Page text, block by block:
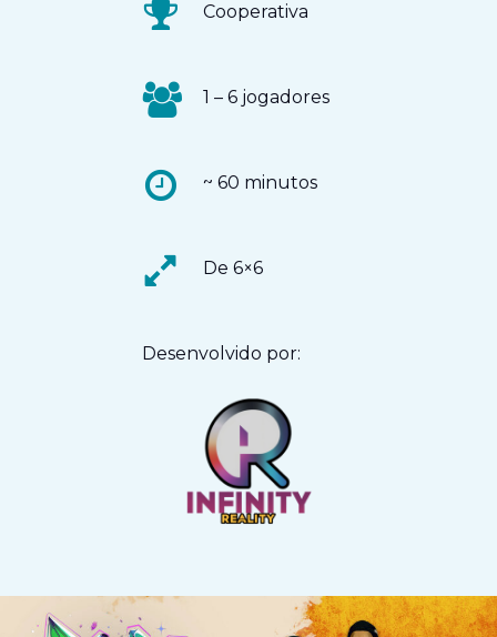
Cooperativa
1 – 6 jogadores
~ 60 minutos
De 6×6
Desenvolvido por: